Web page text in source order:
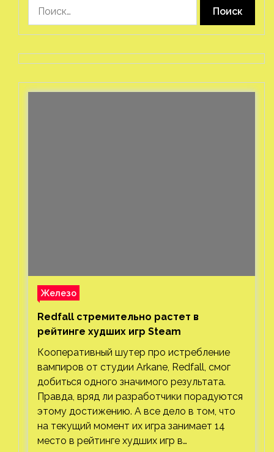
Железо
Redfall стремительно растет в
рейтинге худших игр Steam
Кооперативный шутер про истребление
вампиров от студии Arkane, Redfall, смог
добиться одного значимого результата.
Правда, вряд ли разработчики порадуются
этому достижению. А все дело в том, что
на текущий момент их игра занимает 14
место в рейтинге худших игр в…